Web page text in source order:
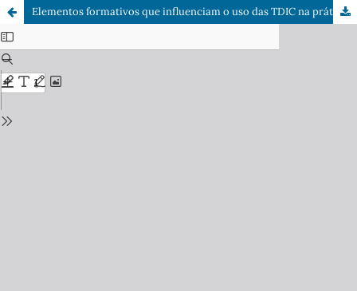
Elementos formativos que influenciam o uso das TDIC na prática pedagógica de professores de ciências dos anos iniciais do ensino fundamental